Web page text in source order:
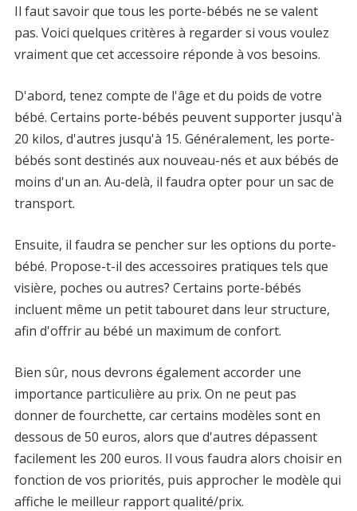
Il faut savoir que tous les porte-bébés ne se valent
pas. Voici quelques critères à regarder si vous voulez
vraiment que cet accessoire réponde à vos besoins.
D'abord, tenez compte de l'âge et du poids de votre
bébé. Certains porte-bébés peuvent supporter jusqu'à
20 kilos, d'autres jusqu'à 15. Généralement, les porte-
bébés sont destinés aux nouveau-nés et aux bébés de
moins d'un an. Au-delà, il faudra opter pour un sac de
transport.
Ensuite, il faudra se pencher sur les options du porte-
bébé. Propose-t-il des accessoires pratiques tels que
visière, poches ou autres? Certains porte-bébés
incluent même un petit tabouret dans leur structure,
afin d'offrir au bébé un maximum de confort.
Bien sûr, nous devrons également accorder une
importance particulière au prix. On ne peut pas
donner de fourchette, car certains modèles sont en
dessous de 50 euros, alors que d'autres dépassent
facilement les 200 euros. Il vous faudra alors choisir en
fonction de vos priorités, puis approcher le modèle qui
affiche le meilleur rapport qualité/prix.